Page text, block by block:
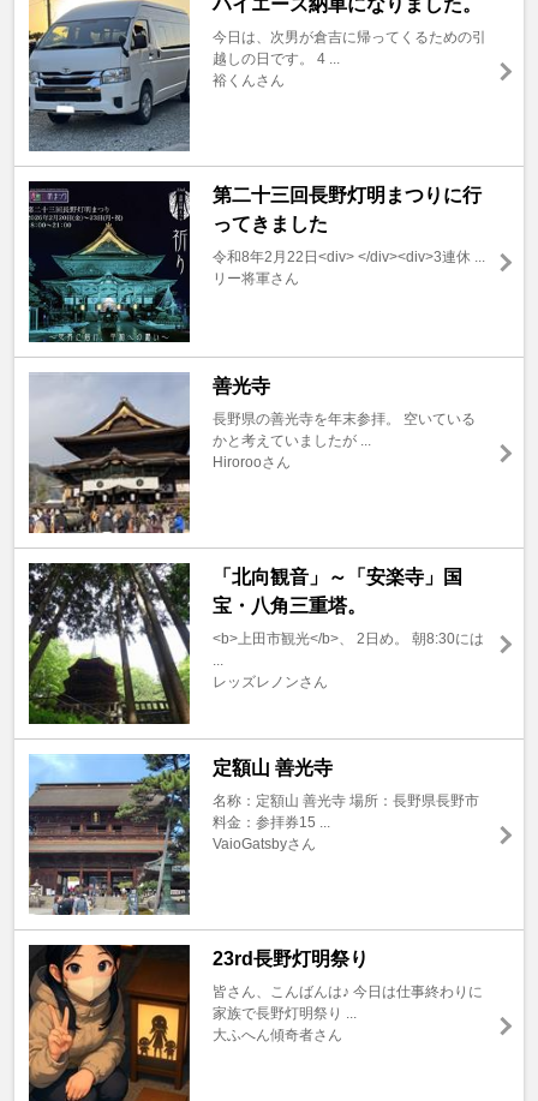
ハイエース納車になりました。
今日は、次男が倉吉に帰ってくるための引
越しの日です。 4 ...
裕くんさん
第二十三回長野灯明まつりに行
ってきました
令和8年2月22日<div> </div><div>3連休 ...
リー将軍さん
善光寺
長野県の善光寺を年末参拝。 空いている
かと考えていましたが ...
Hirorooさん
「北向観音」～「安楽寺」国
宝・八角三重塔。
<b>上田市観光</b>、 2日め。 朝8:30には
...
レッズレノンさん
定額山 善光寺
名称：定額山 善光寺 場所：長野県長野市
料金：参拝券15 ...
VaioGatsbyさん
23rd長野灯明祭り
皆さん、こんばんは♪ 今日は仕事終わりに
家族で長野灯明祭り ...
大ふへん傾奇者さん